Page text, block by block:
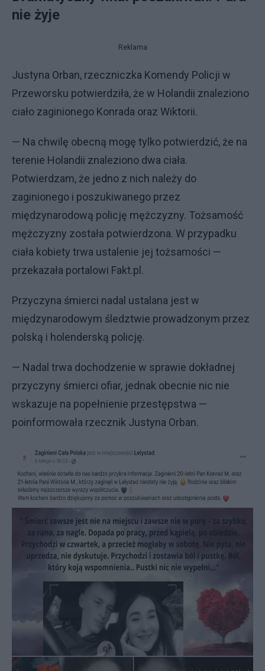
nie żyje
Reklama
Justyna Orban, rzeczniczka Komendy Policji w
Przeworsku potwierdziła, że w Holandii znaleziono
ciało zaginionego Konrada oraz Wiktorii.
— Na chwilę obecną mogę tylko potwierdzić, że na
terenie Holandii znaleziono dwa ciała.
Potwierdzam, że jedno z nich należy do
zaginionego i poszukiwanego przez
międzynarodową policję mężczyzny. Tożsamość
mężczyzny została potwierdzona. W przypadku
ciała kobiety trwa ustalenie jej tożsamości —
przekazała portalowi Fakt.pl.
Przyczyna śmierci nadal ustalana jest w
międzynarodowym śledztwie prowadzonym przez
polską i holenderską policję.
— Nadal trwa dochodzenie w sprawie dokładnej
przyczyny śmierci ofiar, jednak obecnie nic nie
wskazuje na popełnienie przestępstwa —
poinformowała rzecznik Justyna Orban.